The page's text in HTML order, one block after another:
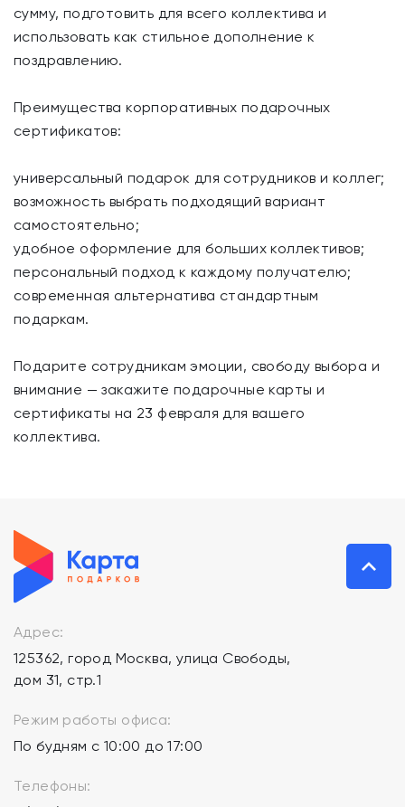
сумму, подготовить для всего коллектива и
использовать как стильное дополнение к
поздравлению.
Преимущества корпоративных подарочных
сертификатов:
универсальный подарок для сотрудников и коллег;
возможность выбрать подходящий вариант
самостоятельно;
удобное оформление для больших коллективов;
персональный подход к каждому получателю;
современная альтернатива стандартным
подаркам.
Подарите сотрудникам эмоции, свободу выбора и
внимание — закажите подарочные карты и
сертификаты на 23 февраля для вашего
коллектива.
Адрес:
125362, город Москва, улица Свободы,
дом 31, стр.1
Режим работы офиса:
По будням с 10:00 до 17:00
Телефоны: